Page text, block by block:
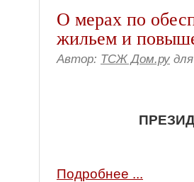
О мерах по
жильем и
Автор: ТСЖ Дом.ру
Подробнее ...